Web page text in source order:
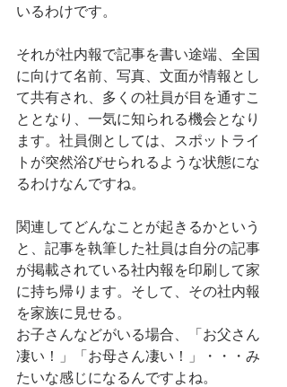
いるわけです。
それが社内報で記事を書い途端、全国
に向けて名前、写真、文面が情報とし
て共有され、多くの社員が目を通すこ
ととなり、一気に知られる機会となり
ます。社員側としては、スポットライ
トが突然浴びせられるような状態にな
るわけなんですね。
関連してどんなことが起きるかという
と、記事を執筆した社員は自分の記事
が掲載されている社内報を印刷して家
に持ち帰ります。そして、その社内報
を家族に見せる。
お子さんなどがいる場合、「お父さん
凄い！」「お母さん凄い！」・・・み
たいな感じになるんですよね。